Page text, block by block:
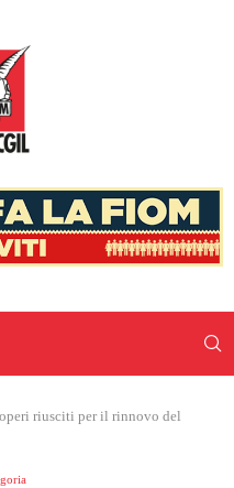
riusciti per il rinnovo del